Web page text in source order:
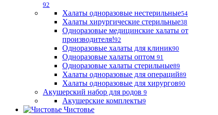
92
Халаты одноразовые нестерильные54
Халаты хирургические стерильные38
Одноразовые медицинские халаты от
производителя!92
Одноразовые халаты для клиник90
Одноразовые халаты оптом 91
Одноразовые халаты стерильные89
Халаты одноразовые для операций89
Халаты одноразовые для хирургов90
Акушерский набор для родов 9
Акушерские комплекты9
Чистовье